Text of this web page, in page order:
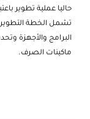
حاليا عملية تطوير
تشمل الخطة
البرامج والأجهزة
ماكينات الصرف.